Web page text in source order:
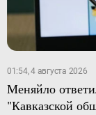
01:54, 4 августа 2026
Меняйло
"Кавказской